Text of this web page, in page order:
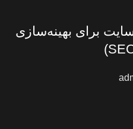
برای بهینه‌سازی